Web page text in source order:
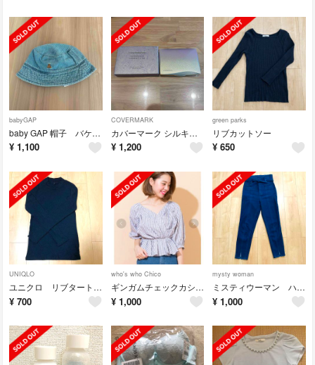
babyGAP
baby GAP 帽子 バケットハット
¥ 1,100
COVERMARK
カバーマーク シルキーフィット専用コンパクトケース
¥ 1,200
green parks
リブカットソー
¥ 650
UNIQLO
ユニクロ リブタートルネックセーター
¥ 700
who's who Chico
ギンガムチェックカシュクールブラウス
¥ 1,000
mysty woman
ミスティウーマン ハイウエストデニム
¥ 1,000